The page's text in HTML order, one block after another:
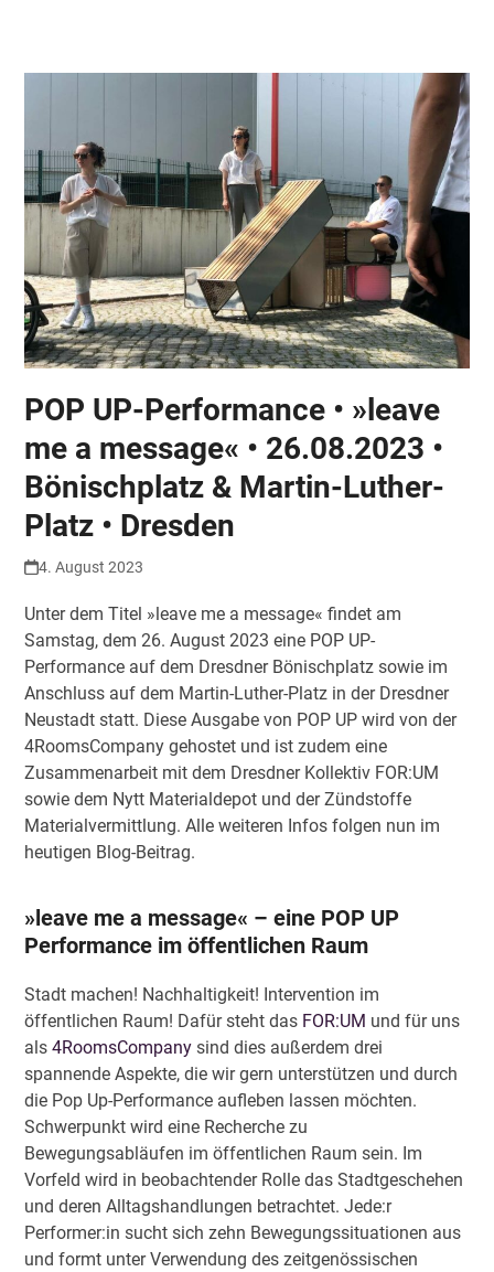
POP UP-Performance • »leave
me a message« • 26.08.2023 •
Bönischplatz & Martin-Luther-
Platz • Dresden
4. August 2023
Unter dem Titel »leave me a message« findet am
Samstag, dem 26. August 2023 eine POP UP-
Performance auf dem Dresdner Bönischplatz sowie im
Anschluss auf dem Martin-Luther-Platz in der Dresdner
Neustadt statt. Diese Ausgabe von POP UP wird von der
4RoomsCompany gehostet und ist zudem eine
Zusammenarbeit mit dem Dresdner Kollektiv FOR:UM
sowie dem Nytt Materialdepot und der Zündstoffe
Materialvermittlung. Alle weiteren Infos folgen nun im
heutigen Blog-Beitrag.
»leave me a message« – eine POP UP
Performance im öffentlichen Raum
Stadt machen! Nachhaltigkeit! Intervention im
öffentlichen Raum! Dafür steht das FOR:UM und für uns
als4RoomsCompany sind dies außerdem drei
spannende Aspekte, die wir gern unterstützen und durch
die Pop Up-Performance aufleben lassen möchten.
Schwerpunkt wird eine Recherche zu
Bewegungsabläufen im öffentlichen Raum sein. Im
Vorfeld wird in beobachtender Rolle das Stadtgeschehen
und deren Alltagshandlungen betrachtet. Jede:r
Performer:in sucht sich zehn Bewegungssituationen aus
und formt unter Verwendung des zeitgenössischen